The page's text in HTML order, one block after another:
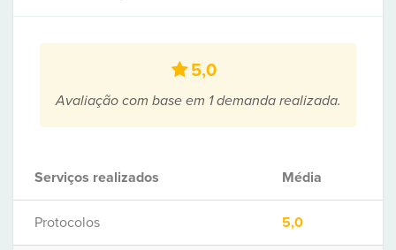
5,0
Avaliação com base em 1 demanda realizada.
Serviços realizados Média
Protocolos 5,0